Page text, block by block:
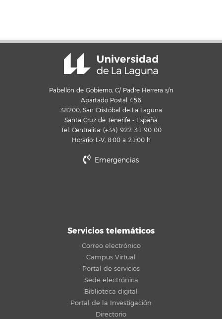
Pabellón de Gobierno, C/ Padre Herrera s/n
Apartado Postal 456
38200, San Cristóbal de La Laguna
Santa Cruz de Tenerife - España
Tel. Centralita: (+34) 922 31 90 00
Horario: L-V, 8:00 a 21:00 h
Emergencias
Servicios telemáticos
Correo electrónico
Campus Virtual
Portal de servicios
Sede electrónica
Biblioteca digital
Portal de la Investigación
Directorio